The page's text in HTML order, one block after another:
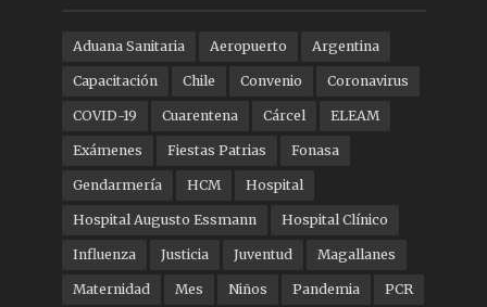
Aduana Sanitaria Aeropuerto Argentina
Capacitación Chile Convenio Coronavirus
COVID-19 Cuarentena Cárcel ELEAM
Exámenes Fiestas Patrias Fonasa
Gendarmería HCM Hospital
Hospital Augusto Essmann Hospital Clínico
Influenza Justicia Juventud Magallanes
Maternidad Mes Niños Pandemia PCR